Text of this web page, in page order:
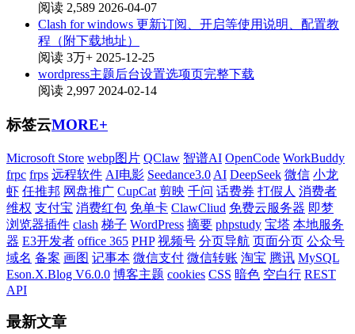
阅读 2,589 2026-04-07
Clash for windows 更新订阅、开启等使用说明、配置教
程（附下载地址）
阅读 3万+ 2025-12-25
wordpress主题后台设置选项页完整下载
阅读 2,997 2024-02-14
标签云MORE+
Microsoft Store webp图片 QClaw 智谱AI OpenCode WorkBuddy
frpc frps 远程软件 AI电影 Seedance3.0 AI DeepSeek 微信 小龙
虾 任推邦 网盘推广 CupCat 剪映 千问 话费券 打假人 消费者
维权 支付宝 消费红包 免单卡 ClawCliud 免费云服务器 即梦
浏览器插件 clash 梯子 WordPress 摘要 phpstudy 宝塔 本地服务
器 E3开发者 office 365 PHP 视频号 分页导航 页面分页 公众号
域名 备案 画图 记事本 微信支付 微信转账 淘宝 腾讯 MySQL
Eson.X.Blog V6.0.0 博客主题 cookies CSS 暗色 空白行 REST
API
最新文章